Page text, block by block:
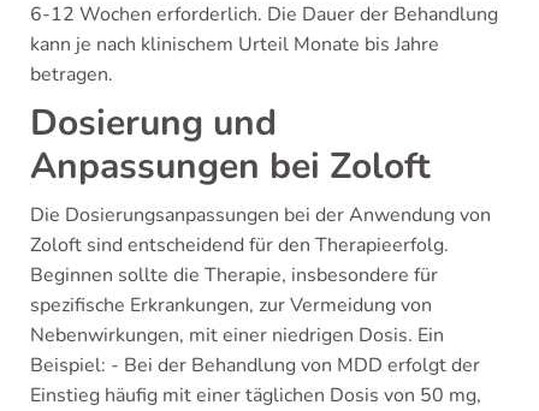
6-12 Wochen erforderlich. Die Dauer der Behandlung
kann je nach klinischem Urteil Monate bis Jahre
betragen.
Dosierung und
Anpassungen bei Zoloft
Die Dosierungsanpassungen bei der Anwendung von
Zoloft sind entscheidend für den Therapieerfolg.
Beginnen sollte die Therapie, insbesondere für
spezifische Erkrankungen, zur Vermeidung von
Nebenwirkungen, mit einer niedrigen Dosis. Ein
Beispiel: - Bei der Behandlung von MDD erfolgt der
Einstieg häufig mit einer täglichen Dosis von 50 mg,